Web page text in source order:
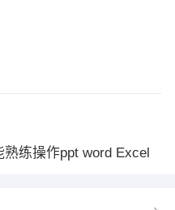
练操作ppt word Excel